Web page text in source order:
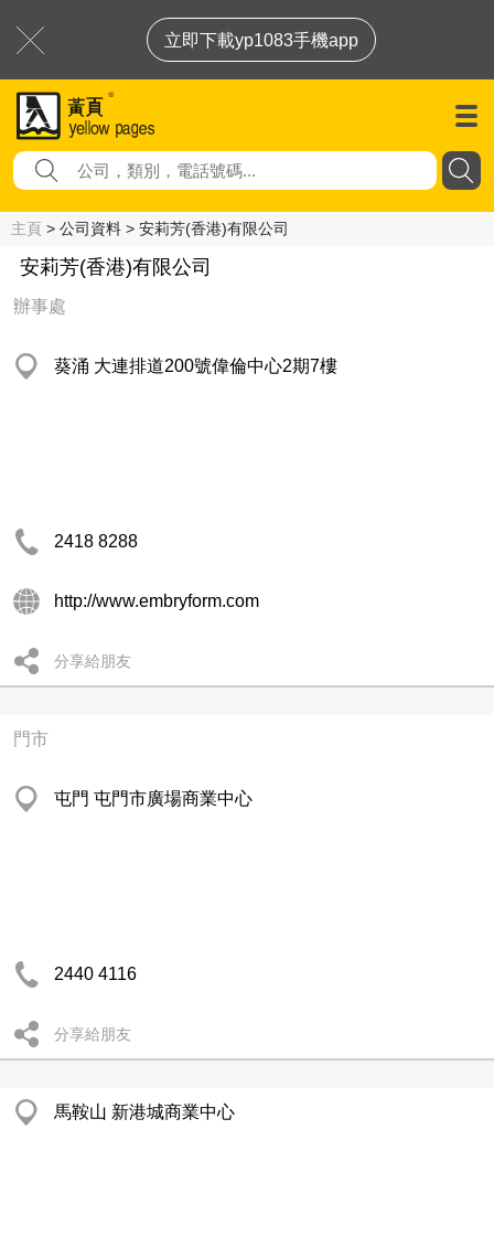
立即下載yp1083手機app
主頁 > 公司資料 > 安莉芳(香港)有限公司
安莉芳(香港)有限公司
辦事處
葵涌 大連排道200號偉倫中心2期7樓
2418 8288
http://www.embryform.com
分享給朋友
門市
屯門 屯門市廣場商業中心
2440 4116
分享給朋友
馬鞍山 新港城商業中心